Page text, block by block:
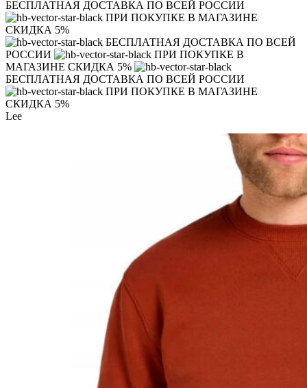
БЕСПЛАТНАЯ ДОСТАВКА ПО ВСЕЙ РОССИИ
ПРИ ПОКУПКЕ В МАГАЗИНЕ
СКИДКА 5%
БЕСПЛАТНАЯ ДОСТАВКА ПО ВСЕЙ
РОССИИ
ПРИ ПОКУПКЕ В
МАГАЗИНЕ СКИДКА 5%
БЕСПЛАТНАЯ ДОСТАВКА ПО ВСЕЙ РОССИИ
ПРИ ПОКУПКЕ В МАГАЗИНЕ
СКИДКА 5%
Lee